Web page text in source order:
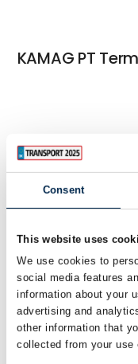
Consent
This website uses
We use cookies to
social media features
information about your
advertising and
other information that
collected from your
KAMAG PT
BT Staxio 0.8t
med lithium-ion
Toyota 2,3 ton
quickløft